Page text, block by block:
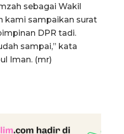
sebagai Wakil
kami sampaikan surat
DPR tadi.
sampai,” kata
Iman. (mr)